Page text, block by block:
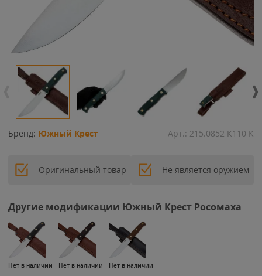
Бренд: Южный Крест Арт.: 215.0852 К110 К
Оригинальный товар Не является оружием
Другие модификации Южный Крест Росомаха
Нет в наличии Нет в наличии Нет в наличии